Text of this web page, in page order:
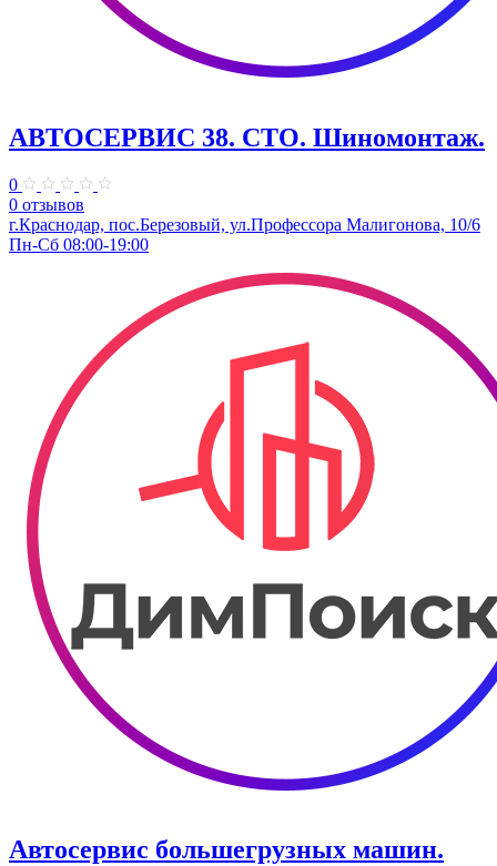
АВТОСЕРВИС 38. СТО. Шиномонтаж.
0
0 отзывов
г.Краснодар, пос.Березовый, ул.Профессора Малигонова, 10/6
Пн-Сб 08:00-19:00
Автосервис большегрузных машин.